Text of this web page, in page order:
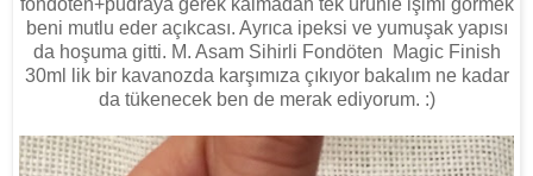
beni mutlu eder açıkcası. Ayrıca ipeksi ve yumuşak yapısı
da hoşuma gitti. M. Asam Sihirli Fondöten Magic Finish
30ml lik bir kavanozda karşımıza çıkıyor bakalım ne kadar
da tükenecek ben de merak ediyorum. :)